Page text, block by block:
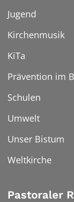
Jugend
Kirchenmusik
KiTa
Prävention im
Schulen
Umwelt
Unser Bistum
Weltkirche
Pastoraler